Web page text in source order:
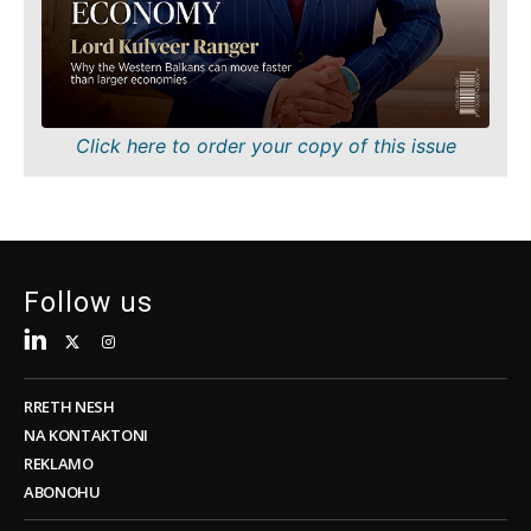
Shkencë
Minierat
Shitje me pakicë
Qëndrueshmëri
Teknologji
Opinion
pakicë
Qëndrueshmëri
Telekom
Turizëm
Insights
Intervistë
Opinion
Bota
Click here to order your copy of this issue
Follow us
RRETH NESH
NA KONTAKTONI
REKLAMO
ABONOHU